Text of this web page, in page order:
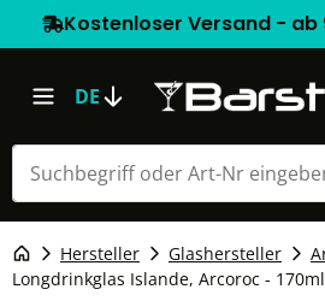
Kostenloser Versand -
DE
Hersteller Glashersteller
Longdrinkglas Islande, Arcoroc -